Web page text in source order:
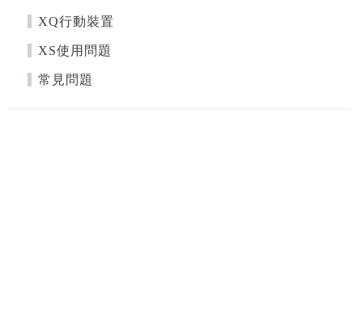
XQ行動裝置
XS使用問題
常見問題